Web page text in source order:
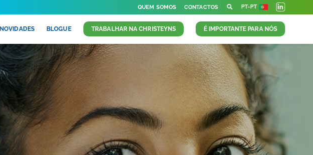
QUEM SOMOS CONTACTOS PT-PT
NOVIDADES BLOGUE TRABALHAR NA CHRISTEYNS É IMPORTANTE PARA NÓS